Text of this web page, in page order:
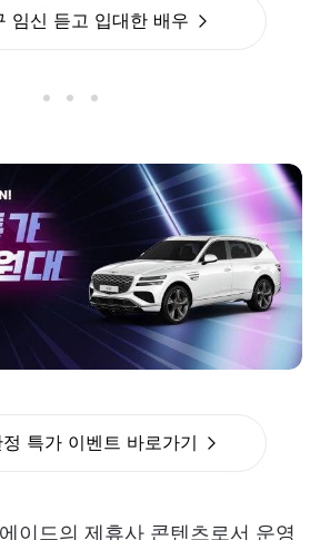
임신 듣고 입대한 배우
특가 이벤트 바로가기
이드의 제휴사 콘텐츠로서 운영